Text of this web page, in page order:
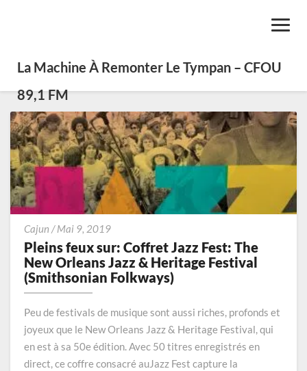
Toggle
La Machine À Remonter Le Tympan – CFOU
89,1 FM
Cajun /Mai 9, 2019Pleins
feux
sur:
Coffret
The
New
Orleans
Jazz
Pleins feux sur: Coffret Jazz Fest: The
New Orleans Jazz & Heritage Festival
(Smithsonian Folkways)
Peu de festivals de musique sont aussi riches, profonds et
joyeux que le New Orleans Jazz & Heritage Festival, qui
en est à sa 50e édition. Avec 50 titres enregistrés en
direct, ce coffre consacré auJazz Fest capture la